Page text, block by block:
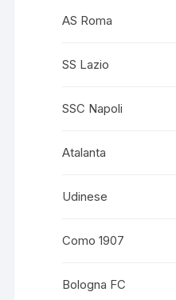
AS Roma
SS Lazio
SSC Napoli
Atalanta
Udinese
Como 1907
Bologna FC